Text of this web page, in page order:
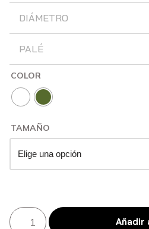
DIÁMETRO
PALÉ
COLOR
TAMAÑO
Añadir